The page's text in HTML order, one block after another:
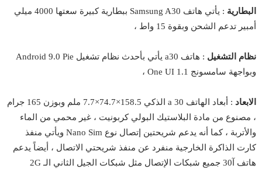
البطارية
: يأتي هاتف Samsung A30 ببطارية كبيرة سعتها 4000 ميلي
أمبير تدعم الشحن وبقوة 15 واط ،
نظام التشغيل
: هاتف a30 يأتي بأحدث نظام تشغيل Android 9.0 Pie
وبواجهة سامسونج One UI 1.1 ،
الابعاد
: أبعاد الهاتف a 30 الذكي 158.5×74.7×7.7 ملم وبوزن 165 جرام
، مصنوع من مادة البلاستيك البولي كربونيت ، غير محمي من الماء
والأتربة ، كما أنه يدعم شريحتين إتصال نوع Nano Sim ويأتي منفذ
كارت الذاكرة الخارجية منفرد عن منفذ شريحتي الاتصال ، أيضاً يدعم
هاتف آ30 جميع شبكات الإتصال مثل شبكات الجيل الثاني الـ 2G